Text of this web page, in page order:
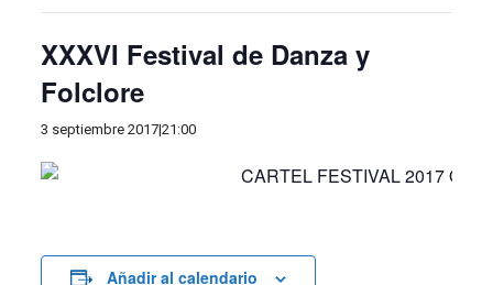
XXXVI Festival de Danza y
Folclore
3 septiembre 2017|21:00
Añadir al calendario